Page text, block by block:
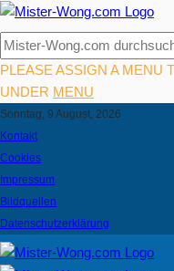
PLEASE ASSIGN A MENU
UNDER MENU
Sonntag, 9 August, 2026
Kontakt
Cookies
Impressum
Bildquellen
Datenschutzerklärung